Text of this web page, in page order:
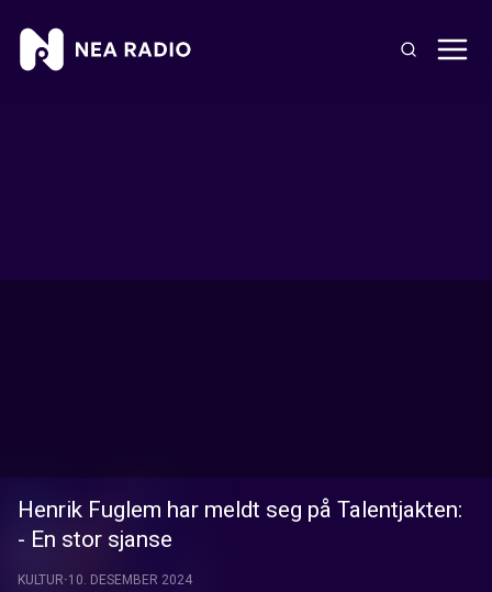
Henrik Fuglem har meldt seg på Talentjakten:
- En stor sjanse
KULTUR 10. DESEMBER 2024